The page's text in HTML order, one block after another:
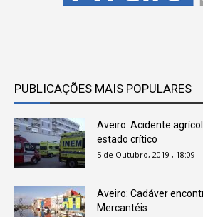
PUBLICAÇÕES MAIS POPULARES
Aveiro: Acidente
estado crítico
5 de Outubro, 2019 , 18:09
Aveiro: Cadáver
Mercantéis